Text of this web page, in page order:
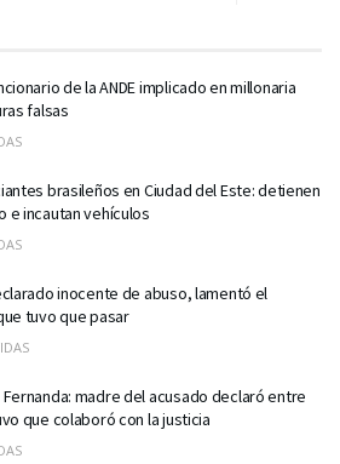
de la ANDE implicado en millonaria
falsas
brasileños en Ciudad del Este: detienen
e incautan vehículos
inocente de abuso, lamentó el
tuvo que pasar
Fernanda: madre del acusado declaró entre
que colaboró con la justicia